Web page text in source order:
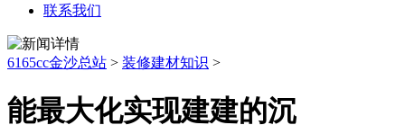
联系我们
6165cc金沙总站 > 装修建材知识 >
能最大化实现建建的沉